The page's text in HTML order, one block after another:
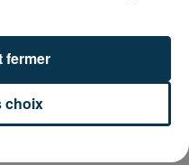
sur la terrasse du Fil
Plant Acoustic et
choix
fermer